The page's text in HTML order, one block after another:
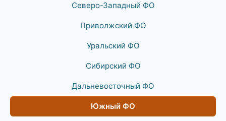
Северо-Западный ФО
Приволжский ФО
Уральский ФО
Сибирский ФО
Дальневосточный ФО
Южный ФО